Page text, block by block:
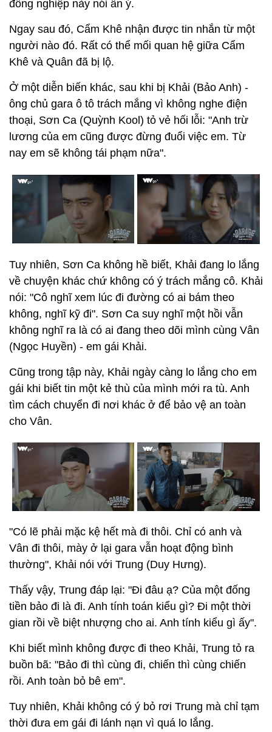
đồng nghiệp này nói ẩn ý.
Ngay sau đó, Cẩm Khê nhận được tin nhắn từ một
người nào đó. Rất có thể mối quan hệ giữa Cẩm
Khê và Quân đã bị lộ.
Ở một diễn biến khác, sau khi bị Khải (Bảo Anh) -
ông chủ gara ô tô trách mắng vì không nghe điện
thoại, Sơn Ca (Quỳnh Kool) tỏ vẻ hối lỗi: "Anh trừ
lương của em cũng được đừng đuổi việc em. Từ
nay em sẽ không tái phạm nữa".
Tuy nhiên, Sơn Ca không hề biết, Khải đang lo lắng
về chuyện khác chứ không có ý trách mắng cô. Khải
nói: "Cô nghĩ xem lúc đi đường có ai bám theo
không, nghĩ kỹ đi". Sơn Ca suy nghĩ một hồi vẫn
không nghĩ ra là có ai đang theo dõi mình cùng Vân
(Ngọc Huyền) - em gái Khải.
Cũng trong tập này, Khải ngày càng lo lắng cho em
gái khi biết tin một kẻ thù của mình mới ra tù. Anh
tìm cách chuyển đi nơi khác ở để bảo vệ an toàn
cho Vân.
"Có lẽ phải mặc kệ hết mà đi thôi. Chỉ có anh và
Vân đi thôi, mày ở lại gara vẫn hoạt động bình
thường", Khải nói với Trung (Duy Hưng).
Thấy vậy, Trung đáp lại: "Đi đâu ạ? Của một đống
tiền bảo đi là đi. Anh tính toán kiểu gì? Đi một thời
gian rồi về biệt nhượng cho ai. Anh tính kiểu gì ấy".
Khi biết mình không được đi theo Khải, Trung tỏ ra
buồn bã: "Bảo đi thì cùng đi, chiến thì cùng chiến
rồi. Anh toàn bỏ bê em".
Tuy nhiên, Khải không có ý bỏ rơi Trung mà chỉ tạm
thời đưa em gái đi lánh nạn vì quá lo lắng.